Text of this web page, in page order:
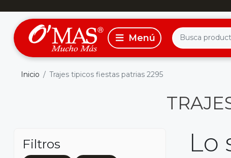
Inicio Trajes tipicos fiestas patrias 2295
Filtros Lo